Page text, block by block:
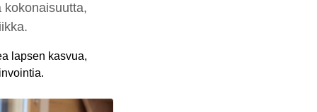
kokonaisuutta,
lapsen kasvua,